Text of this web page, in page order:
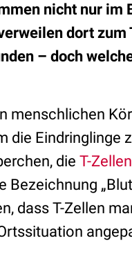
nicht nur im
dort
– doch
menschlichen
die Eindringlinge
die T-Zellen
Bezeichnung
dass T-Zellen